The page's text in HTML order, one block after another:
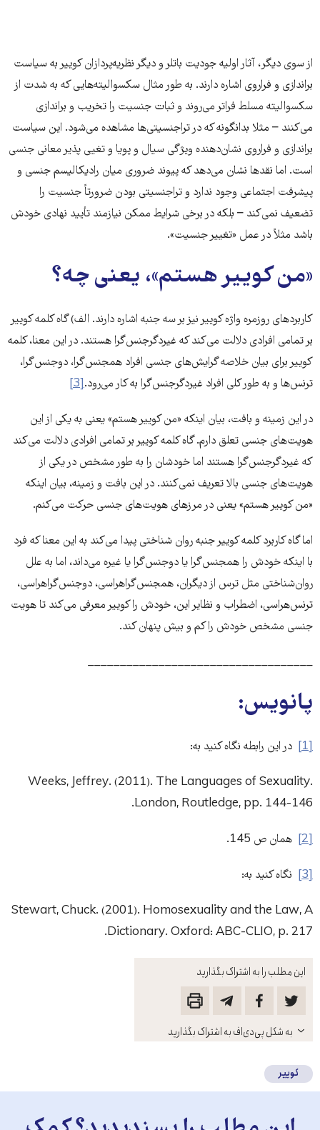
این مطلب را به اشتراک بگذارید
باز
کنید
به شکل پی‌دی‌اف به اشتراک بگذارید
از سوی دیگر، آثار اولیه جودیت باتلر و دیگر نظریه‌پردازان کوییر به سیاست
براندازی و فراروی اشاره دارند. به طور مثال سکسوالیته‌هایی که به شدت از
سکسوالیته مسلط فراتر می‌روند و ثبات جنسیت را تخریب و براندازی
می‌کنند – مثلا بدانگونه که در تراجنسیتی‌ها مشاهده می‌شود. این سیاست
براندازی و فراروی نشان‌دهنده‌ ویژگی سیال و پویا و تغیی پذیر معانی جنسی
است. اما نقدها نشان می‌دهد که پیوند ضروری میان رادیکالیسم جنسی و
پیشرفت اجتماعی وجود ندارد و تراجنسیتی بودن ضرورتاً جنسیت را
تضعیف نمی‌کند – بلکه در برخی شرایط ممکن نیازمند تأیید نهادی خودش
باشد مثلاً در عمل «تغییر جنسیت».
«من کوییر هستم»، یعنی چه؟
کاربردهای روزمره واژه کوییر نیز بر سه جنبه اشاره دارند. الف) گاه کلمه کوییر
بر تمامی افرادی دلالت می‌کند که غیردگرجنس‌گرا هستند. در این معنا، کلمه
کوییر برای بیان خلاصه گرایش‌های جنسی افراد همجنس‌گرا، دوجنس‌گرا،
ترنس‌ها و به طور کلی افراد غیردگرجنس‌گرا به کار می‌رود.[3]
در این زمینه و بافت، بیان اینکه «من کوییر هستم» یعنی به یکی از این
هویت‌های جنسی تعلق دارم. گاه کلمه کوییر بر تمامی افرادی دلالت می‌کند
که غیردگرجنس‌گرا هستند اما خودشان را به طور مشخص در یکی از
هویت‌های جنسی بالا تعریف نمی‌کنند. در این بافت و زمینه، بیان اینکه
«من کوییر هستم» یعنی در مرزهای هویت‌های جنسی حرکت می‌کنم.
اما گاه کاربرد کلمه کوییر جنبه روان شناختی پیدا می‌کند به این معنا که فرد
با اینکه خودش را همجنس‌گرا یا دوجنس‌گرا یا غیره می‌داند، اما به علل
روان‌شناختی مثل ترس از دیگران، همجنس‌گراهراسی، دوجنس‌گراهراسی،
ترنس‌هراسی، اضطراب و نظایر این، خودش را کوییر معرفی می‌کند تا هویت
جنسی مشخص خودش را کم و بیش پنهان کند.
___________________________________
پانویس:
[1] در این رابطه نگاه کنید به:
Weeks, Jeffrey. (2011). The Languages of Sexuality.
London, Routledge, pp. 144-146.
[2] همان ص 145.
[3] نگاه کنید به:
Stewart, Chuck. (2001). Homosexuality and the Law, A
Dictionary. Oxford: ABC-CLIO, p. 217.
کوییر